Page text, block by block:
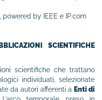
powered by IEEE e IP.com
SCIENTIFICHE
scientifiche che trattano
individuati, selezionate
da autori afferenti a Enti di